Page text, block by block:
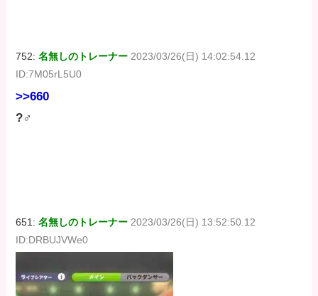
752:名無しのトレーナー 2023/03/26(日) 14:02:54.12
ID:7M05rL5U0
>>660
?‍♂
651:名無しのトレーナー 2023/03/26(日) 13:52:50.12
ID:DRBUJVWe0